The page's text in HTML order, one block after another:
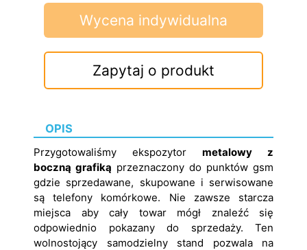
Zapytaj o produkt
Wycena indywidualna
OPIS
Przygotowaliśmy ekspozytor metalowy z
boczną grafiką przeznaczony do punktów gsm
gdzie sprzedawane, skupowane i serwisowane
są telefony komórkowe. Nie zawsze starcza
miejsca aby cały towar mógł znaleźć się
odpowiednio pokazany do sprzedaży. Ten
wolnostojący samodzielny stand pozwala na